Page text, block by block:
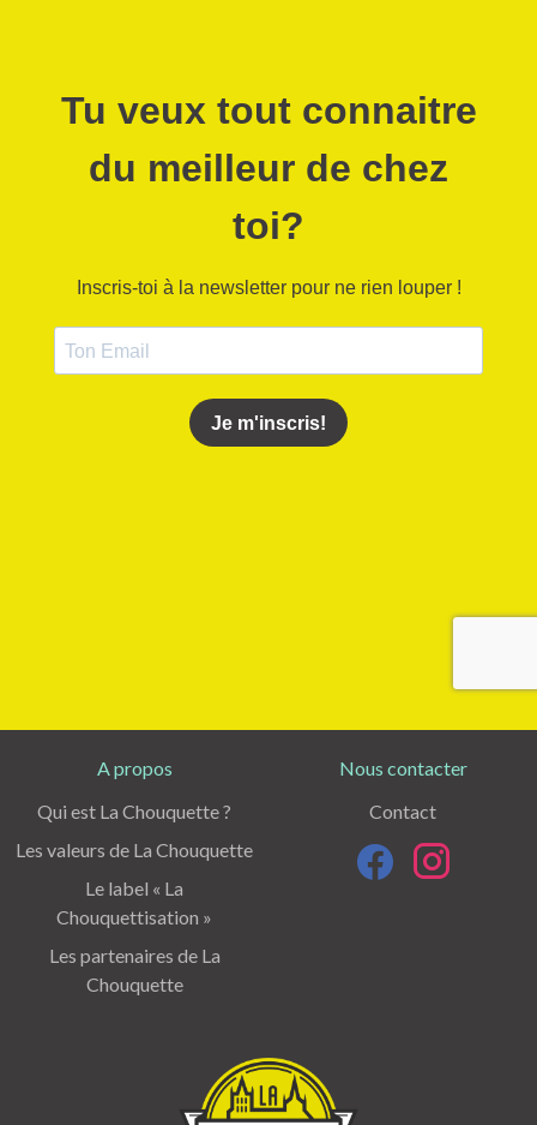
A propos
Qui est La Chouquette ?
Les valeurs de La Chouquette
Le label « La
Chouquettisation »
Les partenaires de La
Chouquette
Nous contacter
Contact